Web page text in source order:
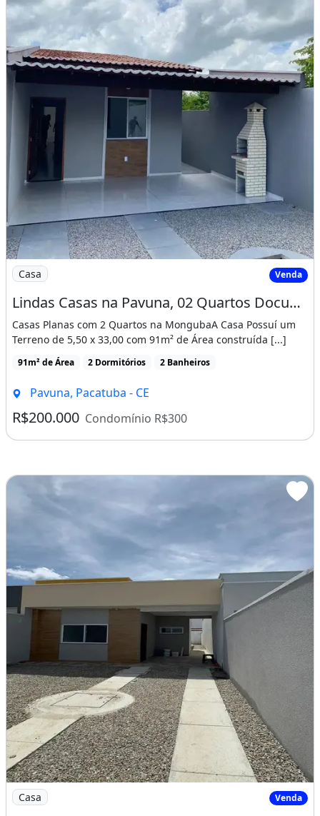
Imagem: Lindas Casas na Pavuna, 02 Quartos
Casa Venda
Lindas Casas na Pavuna, 02 Quartos Documentação Gratis! Cód. Vp0N3E
Casas Planas com 2 Quartos na MongubaA Casa Possuí um
Terreno de 5,50 x 33,00 com 91m² de Área construída [...]
91m² de Área 2 Dormitórios 2 Banheiros
Pavuna, Pacatuba - CE
R$200.000 Condomínio R$300
Imagem: Casas Novas no Bandeirantes 80M² de Area
Casa Venda